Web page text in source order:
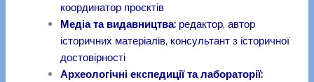
координатор проєктів
Медіа та видавництва: редактор, автор
історичних матеріалів, консультант з історичної
достовірності
Археологічні експедиції та лабораторії: